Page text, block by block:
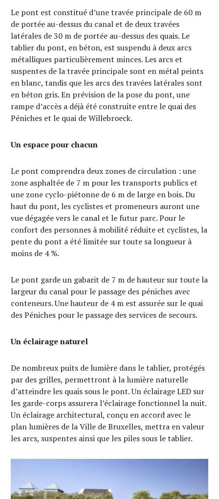
Le pont est constitué d’une travée principale de 60 m
de portée au-dessus du canal et de deux travées
latérales de 30 m de portée au-dessus des quais. Le
tablier du pont, en béton, est suspendu à deux arcs
métalliques particulièrement minces. Les arcs et
suspentes de la travée principale sont en métal peints
en blanc, tandis que les arcs des travées latérales sont
en béton gris. En prévision de la pose du pont, une
rampe d’accès a déjà été construite entre le quai des
Péniches et le quai de Willebroeck.
Un espace pour chacun
Le pont comprendra deux zones de circulation : une
zone asphaltée de 7 m pour les transports publics et
une zone cyclo-piétonne de 6 m de large en bois. Du
haut du pont, les cyclistes et promeneurs auront une
vue dégagée vers le canal et le futur parc. Pour le
confort des personnes à mobilité réduite et cyclistes, la
pente du pont a été limitée sur toute sa longueur à
moins de 4 %.
Le pont garde un gabarit de 7 m de hauteur sur toute la
largeur du canal pour le passage des péniches avec
conteneurs. Une hauteur de 4 m est assurée sur le quai
des Péniches pour le passage des services de secours.
Un éclairage naturel
De nombreux puits de lumière dans le tablier, protégés
par des grilles, permettront à la lumière naturelle
d’atteindre les quais sous le pont. Un éclairage LED sur
les garde-corps assurera l’éclairage fonctionnel la nuit.
Un éclairage architectural, conçu en accord avec le
plan lumières de la Ville de Bruxelles, mettra en valeur
les arcs, suspentes ainsi que les piles sous le tablier.